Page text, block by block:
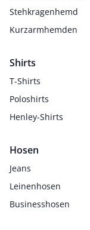
Stehkragenhemd
Kurzarmhemden
Shirts
T-Shirts
Poloshirts
Henley-Shirts
Hosen
Jeans
Leinenhosen
Businesshosen